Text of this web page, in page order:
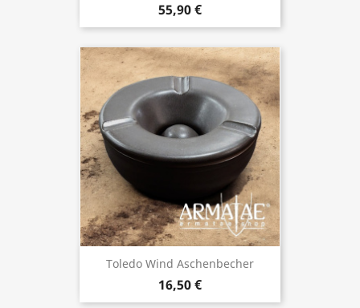
55,90 €
Toledo Wind Aschenbecher
16,50 €